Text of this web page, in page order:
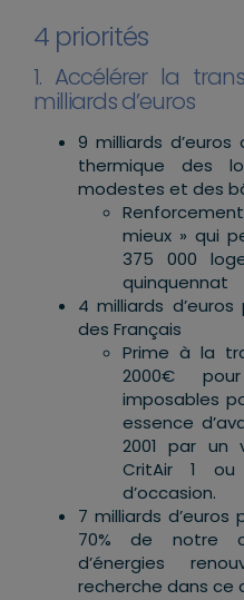
4 priorités
1. Accélérer la
milliards d’euros
9 milliards
thermique des
modestes et des
mieux » qui
375 000
quinquennat
4 milliards
des Français
Prime à la
2000€
imposables
essence
2001 par un
CritAir 1
d’occasion.
7 milliards
70% de notre
d’énergies
recherche dans ce